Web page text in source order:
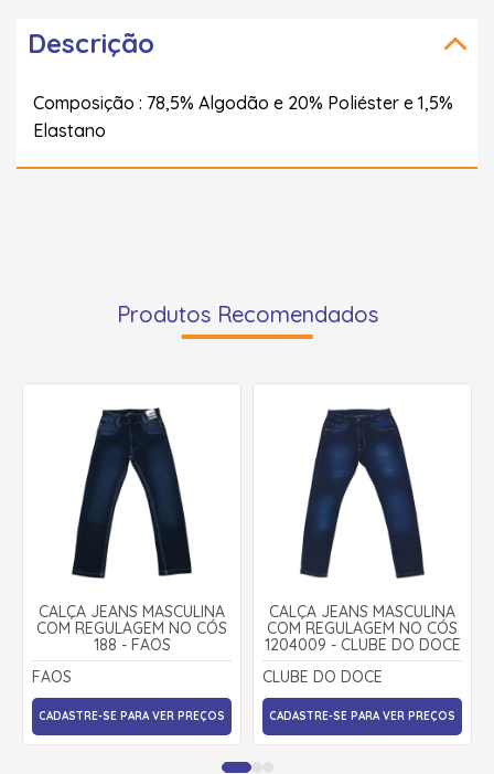
Descrição
Composição : 78,5% Algodão e 20% Poliéster e 1,5%
Elastano
Produtos Recomendados
CALÇA JEANS MASCULINA
COM REGULAGEM NO CÓS
188 - FAOS
FAOS
CADASTRE-SE PARA VER PREÇOS
CALÇA JEANS MASCULINA
COM REGULAGEM NO CÓS
1204009 - CLUBE DO DOCE
CLUBE DO DOCE
CADASTRE-SE PARA VER PREÇOS